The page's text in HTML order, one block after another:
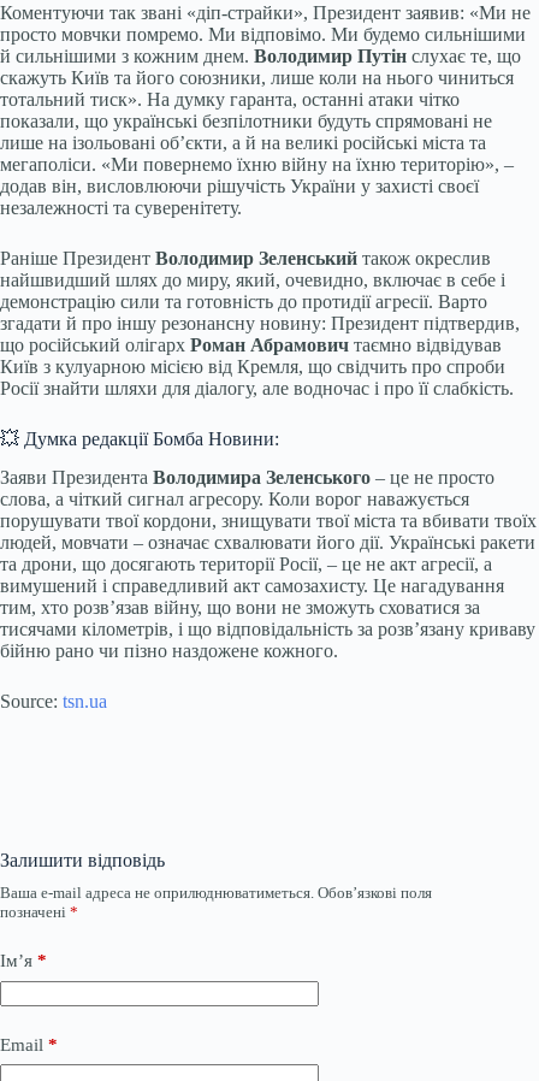
Коментуючи так звані «діп-страйки», Президент заявив: «Ми не
просто мовчки помремо. Ми відповімо. Ми будемо сильнішими
й сильнішими з кожним днем. Володимир Путін слухає те, що
скажуть Київ та його союзники, лише коли на нього чиниться
тотальний тиск». На думку гаранта, останні атаки чітко
показали, що українські безпілотники будуть спрямовані не
лише на ізольовані об’єкти, а й на великі російські міста та
мегаполіси. «Ми повернемо їхню війну на їхню територію», –
додав він, висловлюючи рішучість України у захисті своєї
незалежності та суверенітету.
Раніше Президент Володимир Зеленський також окреслив
найшвидший шлях до миру, який, очевидно, включає в себе і
демонстрацію сили та готовність до протидії агресії. Варто
згадати й про іншу резонансну новину: Президент підтвердив,
що російський олігарх Роман Абрамович таємно відвідував
Київ з кулуарною місією від Кремля, що свідчить про спроби
Росії знайти шляхи для діалогу, але водночас і про її слабкість.
💥 Думка редакції Бомба Новини:
Заяви Президента Володимира Зеленського – це не просто
слова, а чіткий сигнал агресору. Коли ворог наважується
порушувати твої кордони, знищувати твої міста та вбивати твоїх
людей, мовчати – означає схвалювати його дії. Українські ракети
та дрони, що досягають території Росії, – це не акт агресії, а
вимушений і справедливий акт самозахисту. Це нагадування
тим, хто розв’язав війну, що вони не зможуть сховатися за
тисячами кілометрів, і що відповідальність за розв’язану криваву
бійню рано чи пізно наздожене кожного.
Source: tsn.ua
Залишити відповідь
Ваша e-mail адреса не оприлюднюватиметься. Обов’язкові поля
позначені *
Ім’я *
Email *